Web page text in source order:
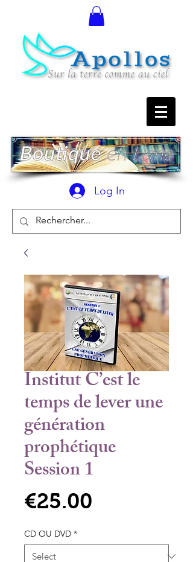
Log In
Institut C’est le
temps de lever une
génération
prophétique
Session 1
€25.00
CD OU DVD *